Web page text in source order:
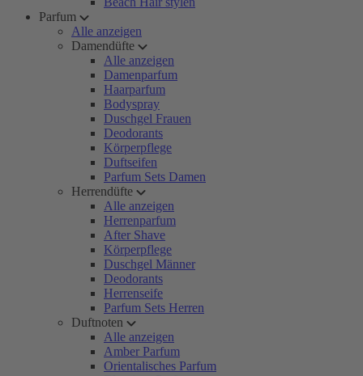
Parfum
Alle anzeigen
Damendüfte
Alle anzeigen
Damenparfum
Haarparfum
Bodyspray
Duschgel Frauen
Deodorants
Körperpflege
Duftseifen
Parfum Sets Damen
Herrendüfte
Alle anzeigen
Herrenparfum
After Shave
Körperpflege
Duschgel Männer
Deodorants
Herrenseife
Parfum Sets Herren
Duftnoten
Alle anzeigen
Amber Parfum
Orientalisches Parfum